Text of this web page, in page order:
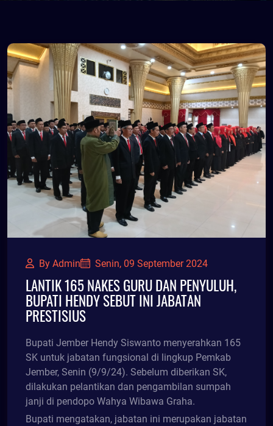
By Admin Senin, 09 September 2024
LANTIK 165 NAKES GURU DAN PENYULUH,
BUPATI HENDY SEBUT INI JABATAN
PRESTISIUS
Bupati Jember Hendy Siswanto menyerahkan 165
SK untuk jabatan fungsional di lingkup Pemkab
Jember, Senin (9/9/24). Sebelum diberikan SK,
dilakukan pelantikan dan pengambilan sumpah
janji di pendopo Wahya Wibawa Graha.
Bupati mengatakan, jabatan ini merupakan jabatan